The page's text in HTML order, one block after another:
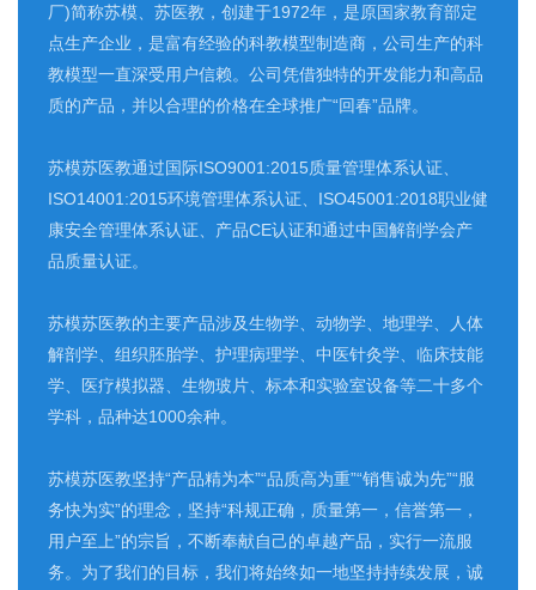
厂)简称苏模、苏医教，创建于1972年，是原国家教育部定
点生产企业，是富有经验的科教模型制造商，公司生产的科
教模型一直深受用户信赖。公司凭借独特的开发能力和高品
质的产品，并以合理的价格在全球推广“回春”品牌。
苏模苏医教通过国际ISO9001:2015质量管理体系认证、
ISO14001:2015环境管理体系认证、ISO45001:2018职业健
康安全管理体系认证、产品CE认证和通过中国解剖学会产
品质量认证。
苏模苏医教的主要产品涉及生物学、动物学、地理学、人体
解剖学、组织胚胎学、护理病理学、中医针灸学、临床技能
学、医疗模拟器、生物玻片、标本和实验室设备等二十多个
学科，品种达1000余种。
苏模苏医教坚持“产品精为本”“品质高为重”“销售诚为先”“服
务快为实”的理念，坚持“科规正确，质量第一，信誉第一，
用户至上”的宗旨，不断奉献自己的卓越产品，实行一流服
务。为了我们的目标，我们将始终如一地坚持持续发展，诚